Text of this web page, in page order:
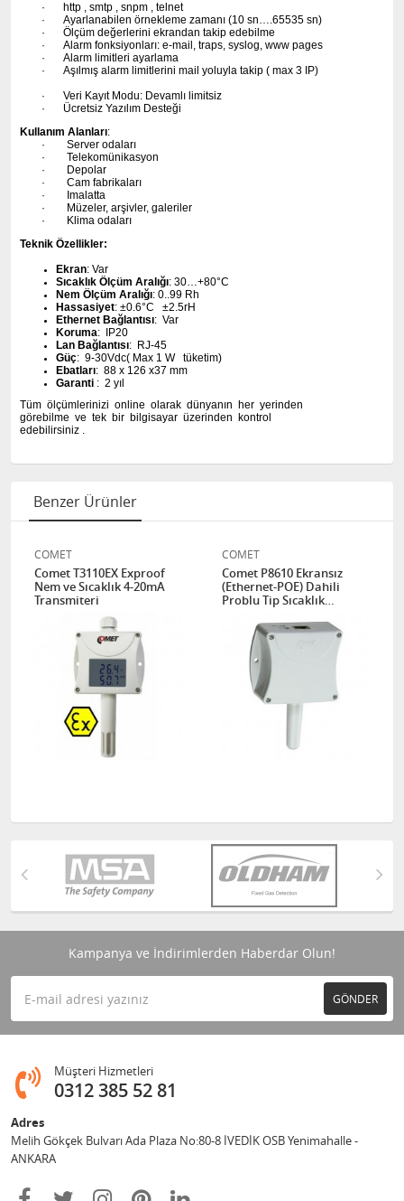
·
http , smtp , snpm , telnet
·
Ayarlanabilen örnekleme zamanı (10 sn….65535 sn)
·
Ölçüm değerlerini ekrandan takip edebilme
·
Alarm fonksiyonları: e-mail, traps, syslog, www pages
·
Alarm limitleri ayarlama
·
Aşılmış alarm limitlerini mail yoluyla takip ( max 3 IP)
·
Veri Kayıt Modu: Devamlı limitsiz
·
Ücretsiz Yazılım Desteği
Kullanım Alanları:
·
Server odaları
·
Telekomünikasyon
·
Depolar
·
Camfabrikaları
·
Imalatta
·
Müzeler, arşivler, galeriler
·
Klima odaları
Teknik Özellikler:
Ekran: Var
Sıcaklık Ölçüm Aralığı: 30…+80°C
Nem Ölçüm Aralığı: 0..99 Rh
Hassasiyet: ±0.6°C ±2.5rH
Ethernet Bağlantısı: Var
Koruma: IP20
Lan Bağlantısı: RJ-45
Güç: 9-30Vdc( Max 1 W tüketim)
Ebatları: 88 x 126 x37 mm
Garanti : 2 yıl
Tüm ölçümlerinizi online olarak dünyanın her yerinden
görebilme ve tek bir bilgisayar üzerinden kontrol
edebilirsiniz .
Benzer Ürünler
COMET
Comet T3110EX Exproof
Nem ve Sıcaklık 4-20mA
Transmiteri
COMET
Comet P8610 Ekransız
(Ethernet-POE) Dahili
Problu Tip Sıcaklık
Kampanya ve İndirimlerden Haberdar Olun!
GÖNDER
Müşteri Hizmetleri
0312 385 52 81
Adres
Melih Gökçek Bulvarı Ada Plaza No:80-8 İVEDİK OSB Yenimahalle -
ANKARA